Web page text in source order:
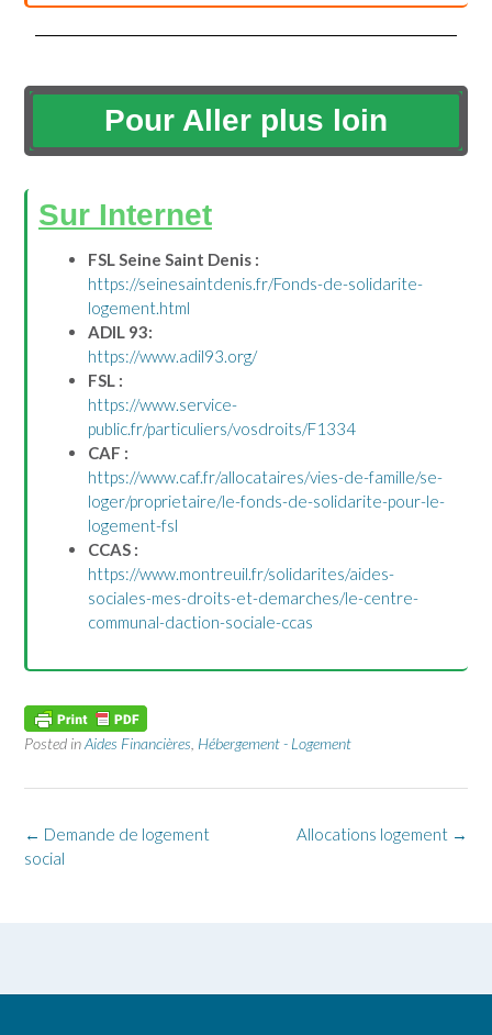
Pour Aller plus loin
Sur Internet
FSL Seine Saint Denis :
https://seinesaintdenis.fr/Fonds-de-solidarite-
logement.html
ADIL 93:
https://www.adil93.org/
FSL :
https://www.service-
public.fr/particuliers/vosdroits/F1334
CAF :
https://www.caf.fr/allocataires/vies-de-famille/se-
loger/proprietaire/le-fonds-de-solidarite-pour-le-
logement-fsl
CCAS :
https://www.montreuil.fr/solidarites/aides-
sociales-mes-droits-et-demarches/le-centre-
communal-daction-sociale-ccas
Posted inAides Financières, Hébergement - Logement
Allocations logement →
← Demande de logement
social